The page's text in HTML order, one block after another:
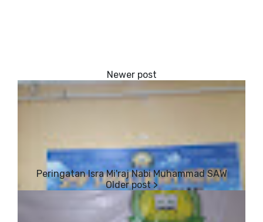
Peringatan Isra Mi'raj Nabi Muhammad SAW